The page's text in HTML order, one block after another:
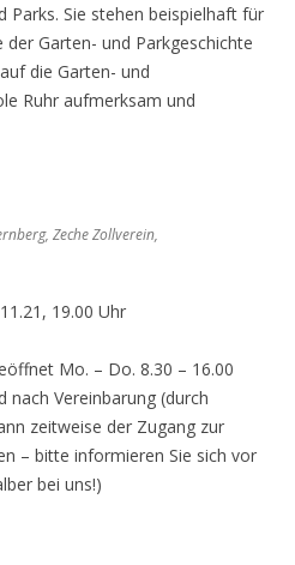
Parks. Sie stehen beispielhaft für
Garten- und Parkgeschichte
die Garten- und
Ruhr aufmerksam und
Zeche Zollverein,
19.00 Uhr
Mo. – Do. 8.30 – 16.00
nach Vereinbarung (durch
zeitweise der Zugang zur
– bitte informieren Sie sich vor
bei uns!)